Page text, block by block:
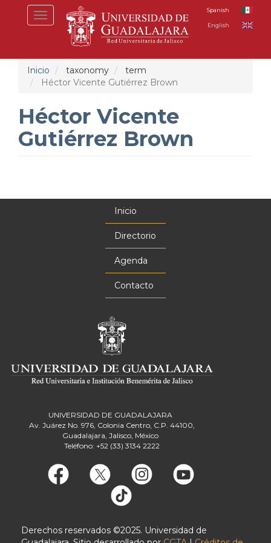
Toggle
navigation
Spanish
English
Inicio taxonomy
term
Héctor Vicente Gutiérrez Brown
Héctor Vicente
Gutiérrez Brown
Inicio
Directorio
Agenda
Contacto
UNIVERSIDAD DE GUADALAJARA
Av. Juárez No. 976, Colonia Centro, C.P. 44100,
Guadalajara, Jalisco, México
Teléfono: +52 (33) 3134 2222
Derechos reservados ©2025. Universidad de